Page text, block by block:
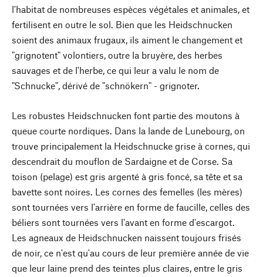
l'habitat de nombreuses espèces végétales et animales, et
fertilisent en outre le sol. Bien que les Heidschnucken
soient des animaux frugaux, ils aiment le changement et
"grignotent" volontiers, outre la bruyère, des herbes
sauvages et de l'herbe, ce qui leur a valu le nom de
"Schnucke", dérivé de "schnökern" - grignoter.
Les robustes Heidschnucken font partie des moutons à
queue courte nordiques. Dans la lande de Lunebourg, on
trouve principalement la Heidschnucke grise à cornes, qui
descendrait du mouflon de Sardaigne et de Corse. Sa
toison (pelage) est gris argenté à gris foncé, sa tête et sa
bavette sont noires. Les cornes des femelles (les mères)
sont tournées vers l'arrière en forme de faucille, celles des
béliers sont tournées vers l'avant en forme d'escargot.
Les agneaux de Heidschnucken naissent toujours frisés
de noir, ce n'est qu'au cours de leur première année de vie
que leur laine prend des teintes plus claires, entre le gris